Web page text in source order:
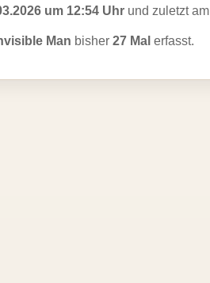
um 12:54 Uhr und zuletzt am
Man bisher 27 Mal erfasst.